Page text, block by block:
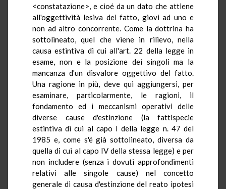
<constatazione>, e cioé da un dato che attiene
all'oggettività lesiva del fatto, giovi ad uno e
non ad altro concorrente. Come la dottrina ha
sottolineato, quel che viene in rilievo, nella
causa estintiva di cui all'art. 22 della legge in
esame, non e la posizione dei singoli ma la
mancanza d'un disvalore oggettivo del fatto.
Una ragione in più, deve qui aggiungersi, per
esaminare, particolarmente, le ragioni, il
fondamento ed i meccanismi operativi delle
diverse cause d'estinzione (la fattispecie
estintiva di cui al capo I della legge n. 47 del
1985 e, come s'é già sottolineato, diversa da
quella di cui al capo IV della stessa legge) e per
non includere (senza i dovuti approfondimenti
relativi alle singole cause) nel concetto
generale di causa d'estinzione del reato ipotesi